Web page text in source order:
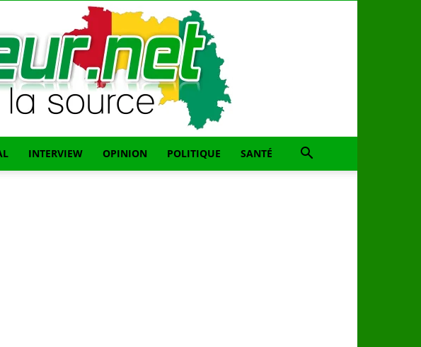
INTERVIEW OPINION POLITIQUE SANTÉ